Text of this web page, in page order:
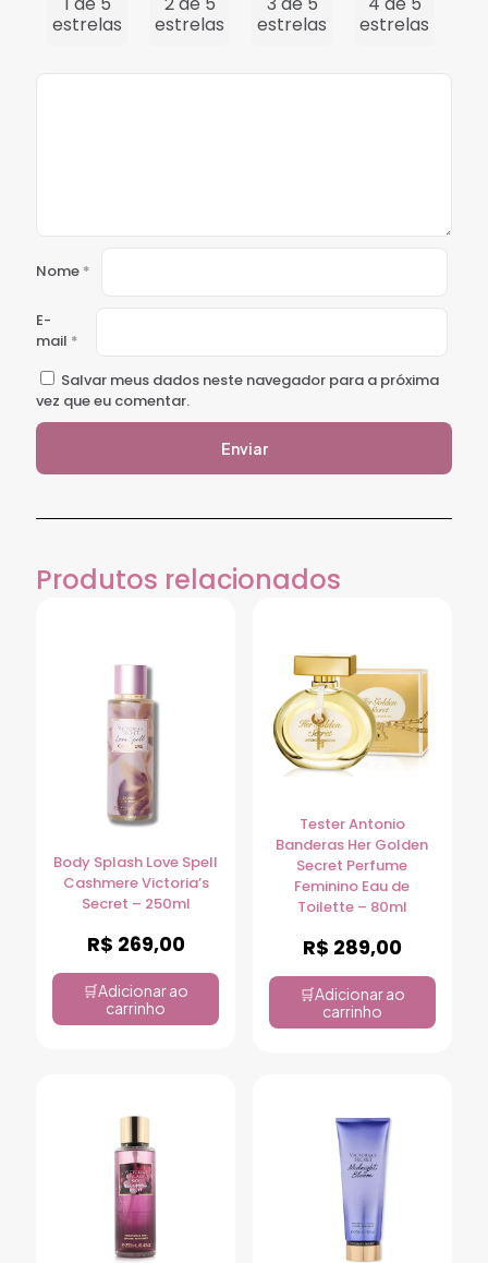
estrelas
estrelas
estrelas
estrelas
Nome *
E-
mail *
Salvar meus dados neste navegador para a próxima
vez que eu comentar.
Produtos relacionados
Body Splash Love Spell
Cashmere Victoria’s
Secret – 250ml
R$ 269,00
Adicionar ao
carrinho
Tester Antonio
Banderas Her Golden
Secret Perfume
Feminino Eau de
Toilette – 80ml
R$ 289,00
Adicionar ao
carrinho